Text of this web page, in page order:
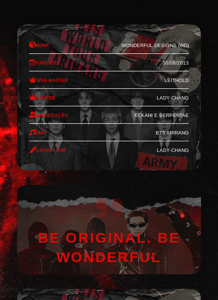
Nome Wonderful Designs (WD)
Fundado 30/08/2013
Web-Master Leithold
Co-Web Lady-Chang
Moderação Kekahi e Serpentae
Feat BTS Arirang
Layout por Lady-Chang
BE ORIGINAL. BE
WONDERFUL